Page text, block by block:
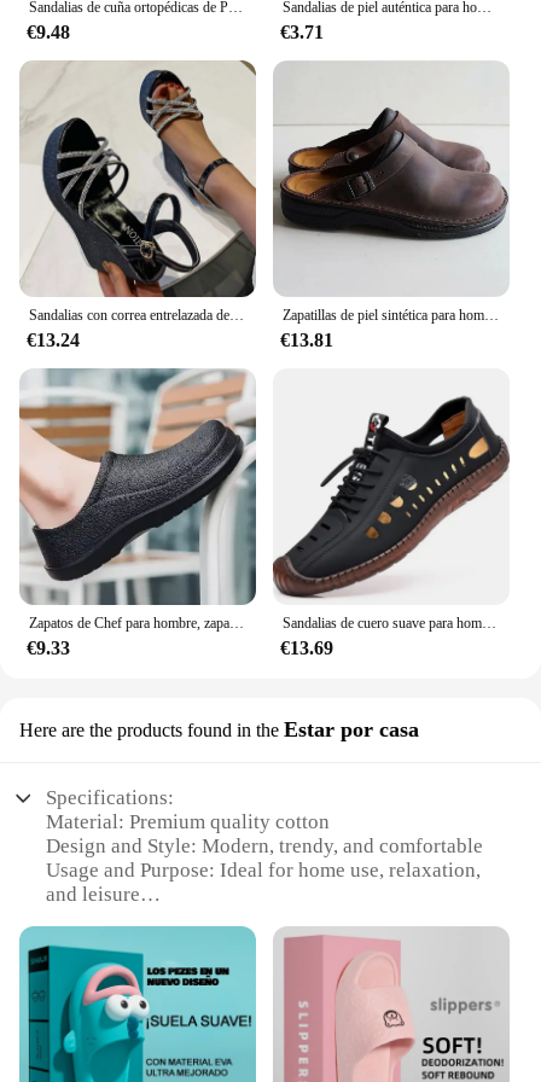
Sandalias de cuña ortopédicas de Punta abierta para mujer, zapatos Retro de plataforma informales de cuero, antideslizantes, Estilo Vintage, 2024
€9.48
Sandalias de piel auténtica para hombre, zapatos antideslizantes de suela gruesa para exteriores, playa, suaves, Verano
€3.71
Sandalias con correa entrelazada de diamantes de imitación para mujer, zapatos de tacón de cuña con hebilla, Punta abierta, para exteriores, verano, 2024
€13.24
Zapatillas de piel sintética para hombre y mujer, sandalias Vintage de fondo suave sin cordones, zapatos informales de playa, talla 38-48, novedad de verano
€13.81
Zapatos de Chef para hombre, zapatillas de playa a prueba de agua y aceite, zapatos de cocina, zuecos antideslizantes para jardín, Hotel, trabajo, sandalia EVA, Verano
€9.33
Sandalias de cuero suave para hombre, zapatos informales de suela de tendón de vaca, antideslizantes, transpirables, para playa y exteriores, verano, 2024
€13.69
Here are the products found in the Estar por casa
Specifications:
Material: Premium quality cotton
Design and Style: Modern, trendy, and comfortable
Usage and Purpose: Ideal for home use, relaxation,
and leisure
home or enjoying a cozy weekend
Shape or Size or Weight or Quantity: Available in a
variety of sizes to fit all
Performance and Property: Soft, breathable, and
durable